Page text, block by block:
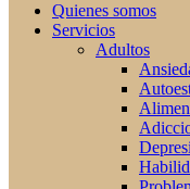
Quienes somos
Servicios
Adultos